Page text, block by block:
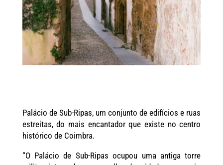
Palácio de Sub-Ripas, um conjunto de edifícios e ruas
estreitas, do mais encantador que existe no centro
histórico de Coimbra.
“O Palácio de Sub-Ripas ocupou uma antiga torre